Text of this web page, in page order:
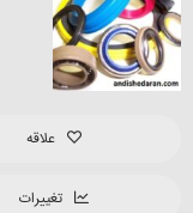
علاقه
تغییرات